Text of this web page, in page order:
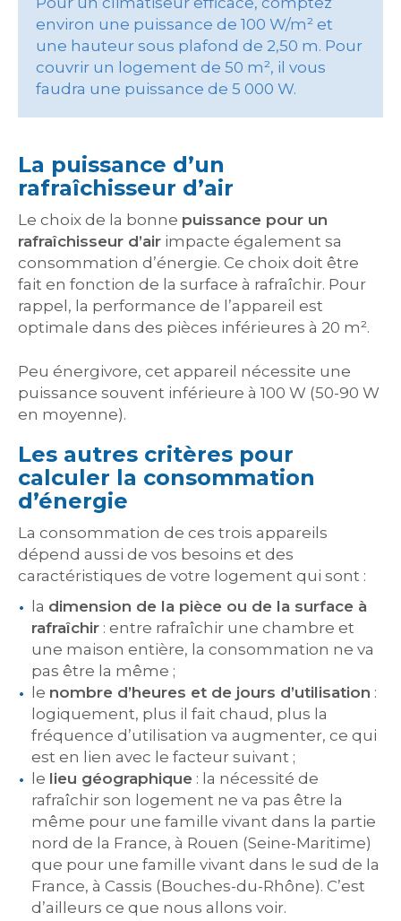
environ une puissance de 100 W/m² et
une hauteur sous plafond de 2,50 m. Pour
couvrir un logement de 50 m², il vous
faudra une puissance de 5 000 W.
La puissance d’un
rafraîchisseur d’air
Le choix de la bonne puissance pour un
rafraîchisseur d’air impacte également sa
consommation d’énergie. Ce choix doit être
fait en fonction de la surface à rafraîchir. Pour
rappel, la performance de l’appareil est
optimale dans des pièces inférieures à 20 m².
Peu énergivore, cet appareil nécessite une
puissance souvent inférieure à 100 W (50-90 W
en moyenne).
Les autres critères pour
calculer la consommation
d’énergie
La consommation de ces trois appareils
dépend aussi de vos besoins et des
caractéristiques de votre logement qui sont :
la dimension de la pièce ou de la surface à
rafraîchir : entre rafraîchir une chambre et
une maison entière, la consommation ne va
pas être la même ;
le nombre d’heures et de jours d’utilisation :
logiquement, plus il fait chaud, plus la
fréquence d’utilisation va augmenter, ce qui
est en lien avec le facteur suivant ;
le lieu géographique : la nécessité de
rafraîchir son logement ne va pas être la
même pour une famille vivant dans la partie
nord de la France, à Rouen (Seine-Maritime)
que pour une famille vivant dans le sud de la
France, à Cassis (Bouches-du-Rhône). C’est
d’ailleurs ce que nous allons voir.